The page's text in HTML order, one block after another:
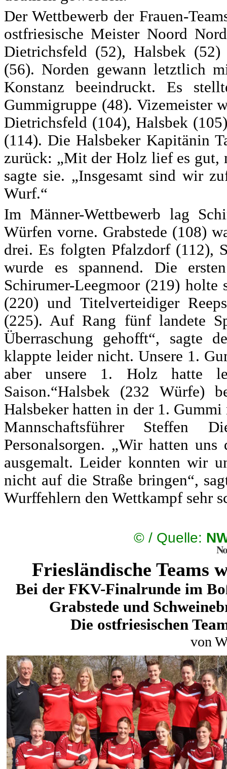
Der Wettbewerb der Frauen-
ostfriesische Meister Noord
Dietrichsfeld (52), Halsbek
(56). Norden gewann letztlich
Konstanz beeindruckt. Es
Gummigruppe (48). Vizemeister
Dietrichsfeld (104), Halsbek
(114). Die Halsbeker Kapitänin
zurück: „Mit der Holz lief es gut,
sagte sie. „Insgesamt sind wir
Wurf.“
Im Männer-Wettbewerb lag
Würfen vorne. Grabstede (108)
drei. Es folgten Pfalzdorf (112),
wurde es spannend. Die
Schirumer-Leegmoor (219)
(220) und Titelverteidiger
(225). Auf Rang fünf landete
Überraschung gehofft“, sagte
klappte leider nicht. Unsere 1.
aber unsere 1. Holz hatte
Saison.“Halsbek (232 Würfe)
Halsbeker hatten in der 1.
Mannschaftsführer Steffen
Personalsorgen. „Wir hatten
ausgemalt. Leider konnten wir
nicht auf die Straße bringen“,
Wurffehlern den Wettkampf sehr
© / Quelle:
Friesländische Teams
Bei der FKV-Finalrunde im
Grabstede und
Die ostfriesischen
von